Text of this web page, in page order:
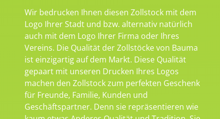
Wir bedrucken Ihnen diesen Zollstock mit dem
Logo Ihrer Stadt und bzw. alternativ natürlich
auch mit dem Logo Ihrer Firma oder Ihres
Vereins. Die Qualität der Zollstöcke von Bauma
ist einzigartig auf dem Markt. Diese Qualität
gepaart mit unseren Drucken Ihres Logos
machen den Zollstock zum perfekten Geschenk
für Freunde, Familie, Kunden und
Geschäftspartner. Denn sie repräsentieren wie